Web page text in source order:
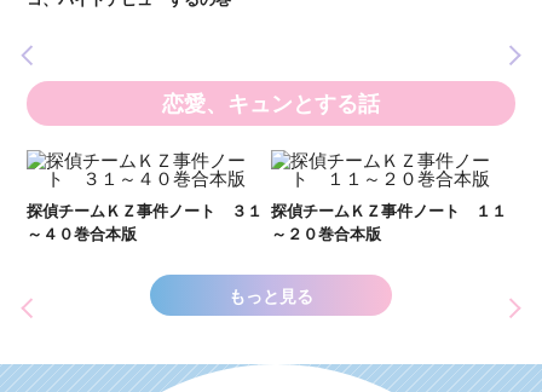
恋愛、キュンとする話
探偵チームＫＺ事件ノート ３１
～４０巻合本版
探偵チームＫＺ事件ノート １１
～２０巻合本版
もっと見る